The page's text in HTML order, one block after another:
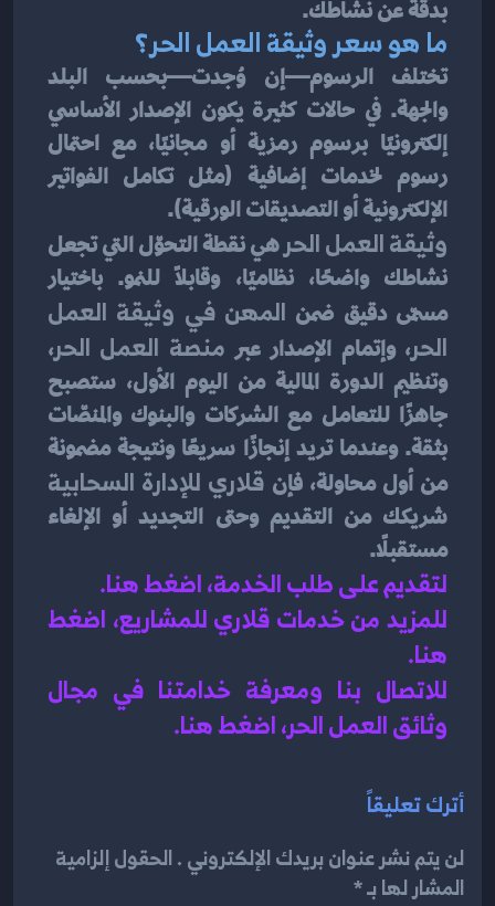
بدقّة عن نشاطك.
ما هو سعر وثيقة العمل الحر؟
رسوم لخدمات إضافية (مثل تكامل الفواتير
الإلكترونية أو التصديقات الورقية).
وثيقة العمل الحر
نشاطك واضحًا، نظاميًا، وقابلًا للنمو. باختيار
مسمّى دقيق ضمن
الحر، وإتمام الإصدار عبر منصة العمل الحر
من أول محاولة، فإن قلاري للإدارة السحابية
مستقبلًا.
لتقديم على طلب الخدمة، اضغط هنا.
هنا.
وثائق العمل الحر، اضغط هنا.
أترك تعليقاً
لن يتم نشر عنوان بريدك الإلكتروني . الحقول إلزامية
المشار لها بـ *